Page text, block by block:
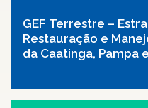
GEF Terrestre –
Restauração e
da Caatinga, Pampa